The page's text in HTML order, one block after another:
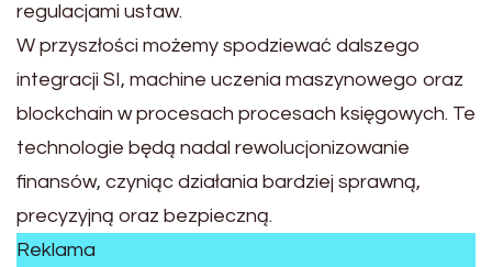
regulacjami ustaw.
W przyszłości możemy spodziewać dalszego
integracji SI, machine uczenia maszynowego oraz
blockchain w procesach procesach księgowych. Te
technologie będą nadal rewolucjonizowanie
finansów, czyniąc działania bardziej sprawną,
precyzyjną oraz bezpieczną.
Reklama